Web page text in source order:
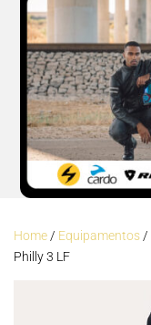
Home/ Equipamentos/
Philly 3 LF